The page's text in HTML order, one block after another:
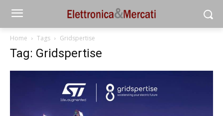
Home Tags Gridspertise
Tag: Gridspertise